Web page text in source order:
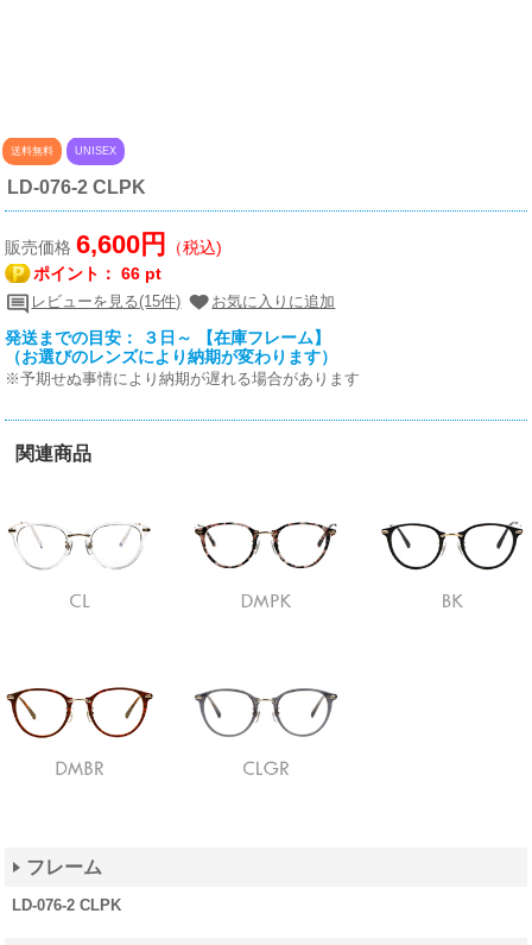
送料無料 UNISEX
LD-076-2 CLPK
販売価格6,600円
（税込)
ポイント：66 pt
レビューを見る(15件) お気に入りに追加
発送までの目安： ３日～ 【在庫フレーム】
（お選びのレンズにより納期が変わります）
※予期せぬ事情により納期が遅れる場合があります
関連商品
フレーム
LD-076-2 CLPK